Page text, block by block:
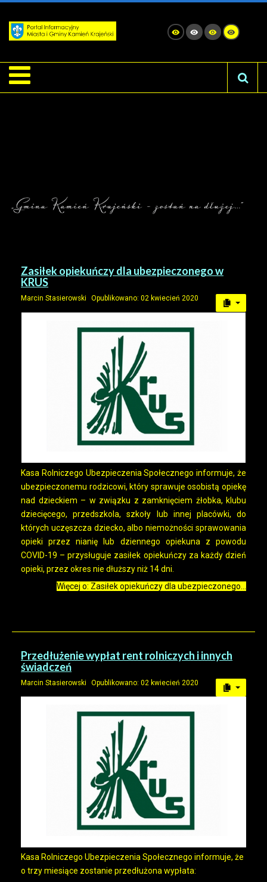
Zasiłek opiekuńczy dla ubezpieczonego w
KRUS
Marcin Stasierowski Opublikowano: 02 kwiecień 2020
Kasa Rolniczego Ubezpieczenia Społecznego informuje, że
ubezpieczonemu rodzicowi, który sprawuje osobistą opiekę
nad dzieckiem – w związku z zamknięciem żłobka, klubu
dziecięcego, przedszkola, szkoły lub innej placówki, do
których uczęszcza dziecko, albo niemożności sprawowania
opieki przez nianię lub dziennego opiekuna z powodu
COVID-19 – przysługuje zasiłek opiekuńczy za każdy dzień
opieki, przez okres nie dłuższy niż 14 dni.
Więcej o: Zasiłek opiekuńczy dla ubezpieczonego...
Przedłużenie wypłat rent rolniczych i innych
świadczeń
Marcin Stasierowski Opublikowano: 02 kwiecień 2020
Kasa Rolniczego Ubezpieczenia Społecznego informuje, że
o trzy miesiące zostanie przedłużona wypłata: